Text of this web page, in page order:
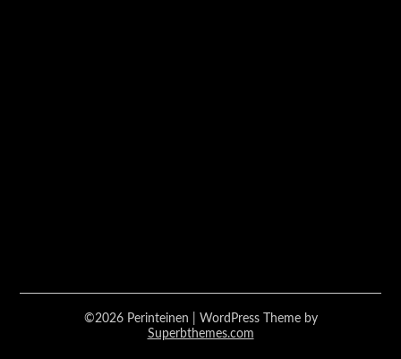
©2026 Perinteinen
| WordPress Theme by
Superbthemes.com